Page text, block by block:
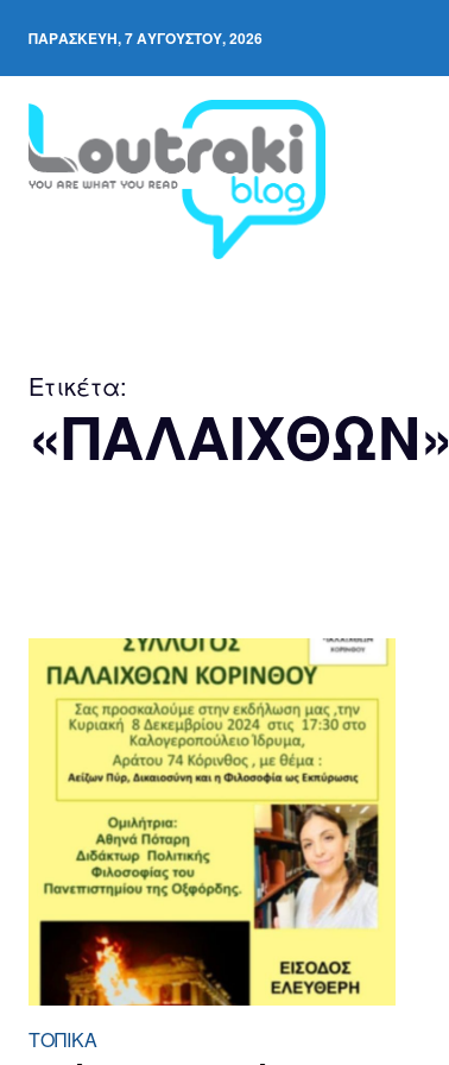
ΠΑΡΑΣΚΕΥΉ, 7 ΑΥΓΟΎΣΤΟΥ, 2026
Ετικέτα:
«ΠΑΛΑΙΧΘΩΝ»
ΤΟΠΙΚΑ